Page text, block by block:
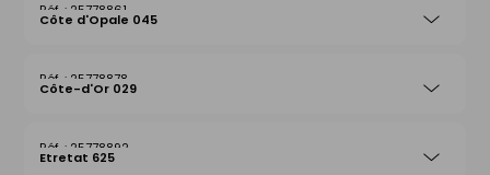
25778861
Côte d'Opale 045
25778878
Côte-d'Or 029
25778892
Etretat 625